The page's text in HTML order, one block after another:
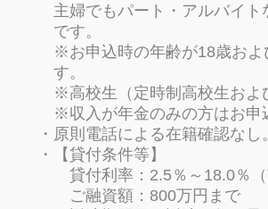
主婦でもパート・アルバイ
です。
※お申込時の年齢が18歳およ
す。
※高校生（定時制高校生およ
※収入が年金のみの方はお申
原則電話による在籍確認なし
【貸付条件等】
貸付利率：2.5％～18.0％（
ご融資額：800万円まで